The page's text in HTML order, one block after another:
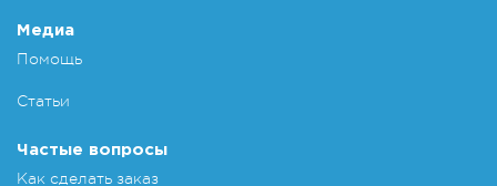
Медиа
Помощь
Статьи
Частые вопросы
Как сделать заказ